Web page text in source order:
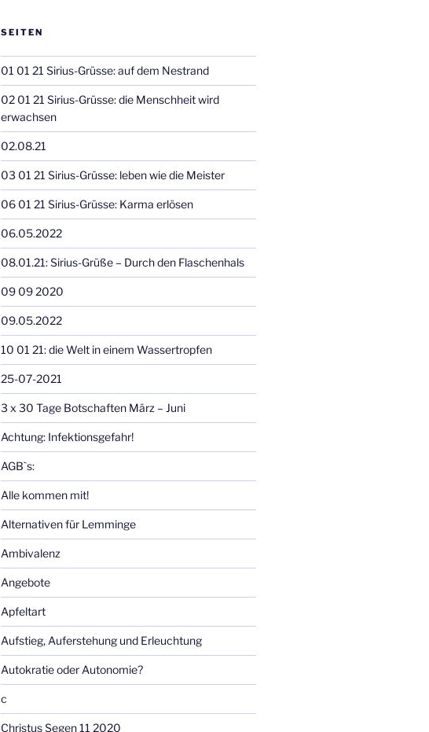
SEITEN
01 01 21 Sirius-Grüsse: auf dem Nestrand
02 01 21 Sirius-Grüsse: die Menschheit wird
erwachsen
02.08.21
03 01 21 Sirius-Grüsse: leben wie die Meister
06 01 21 Sirius-Grüsse: Karma erlösen
06.05.2022
08.01.21: Sirius-Grüße – Durch den Flaschenhals
09 09 2020
09.05.2022
10 01 21: die Welt in einem Wassertropfen
25-07-2021
3 x 30 Tage Botschaften März – Juni
Achtung: Infektionsgefahr!
AGB`s:
Alle kommen mit!
Alternativen für Lemminge
Ambivalenz
Angebote
Apfeltart
Aufstieg, Auferstehung und Erleuchtung
Autokratie oder Autonomie?
c
Christus Segen 11 2020